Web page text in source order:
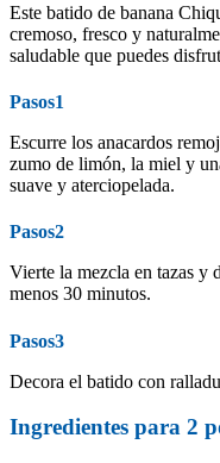
Este batido de banana
cremoso, fresco y
saludable que puedes
Pasos1
Escurre los anacardos
zumo de limón, la miel y
suave y aterciopelada.
Pasos2
Vierte la mezcla en tazas y
menos 30 minutos.
Pasos3
Decora el batido con
Ingredientes para 2